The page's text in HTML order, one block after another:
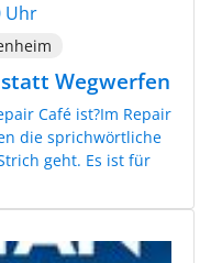
Uhr
Wegwerfen
Café ist?Im Repair
die sprichwörtliche
geht. Es ist für